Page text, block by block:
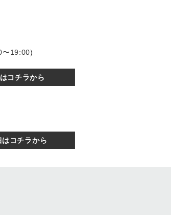
〜19:00)
コチラから
コチラから